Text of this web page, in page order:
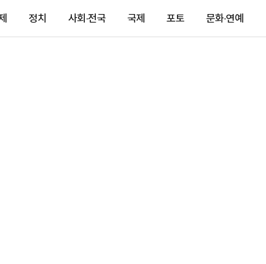
정치 사회·전국 국제 포토 문화·연예